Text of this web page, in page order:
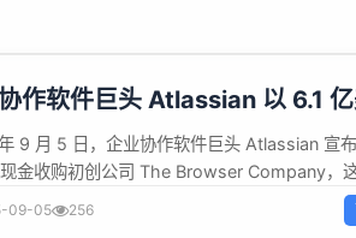
作软件巨头 Atlassian 以 6.1 亿
Arc 浏览器开发商
9 月 5 日，企业协作软件巨头 Atlassian 宣
金收购初创公司 The Browser Company，
名浏览器 Arc 与 Dia 的开发商。 双方今日公
。此次收购对 The Browser Company 的估值
09-05 256